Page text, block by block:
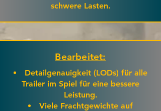
schwere Lasten.
Bearbeitet:
Detailgenauigkeit (LODs) für alle
Trailer im Spiel für eine bessere
Leistung.
Viele Frachtgewichte auf